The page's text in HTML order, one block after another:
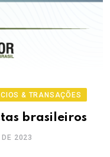
& TRANSAÇÕES
brasileiros
DE 2023